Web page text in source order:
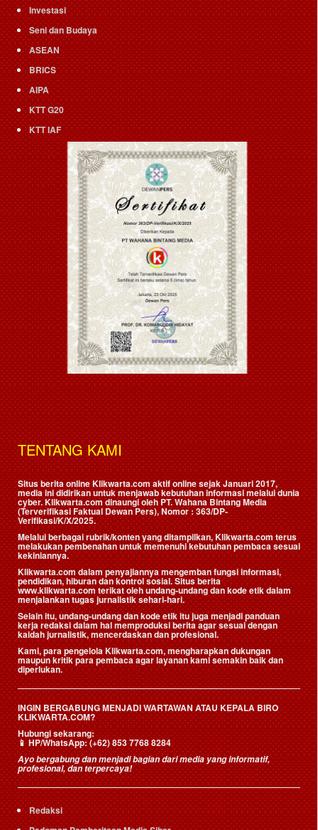
Investasi
Seni dan Budaya
ASEAN
BRICS
AIPA
KTT G20
KTT IAF
TENTANG KAMI
Situs berita online Klikwarta.com aktif online sejak Januari 2017,
media ini didirikan untuk menjawab kebutuhan informasi melalui dunia
cyber. Klikwarta.com dinaungi oleh PT. Wahana Bintang Media
(Terverifikasi Faktual Dewan Pers), Nomor : 363/DP-
Verifikasi/K/X/2025.
Melalui berbagai rubrik/konten yang ditampilkan, Klikwarta.com terus
melakukan pembenahan untuk memenuhi kebutuhan pembaca sesuai
kekiniannya.
Klikwarta.com dalam penyajiannya mengemban fungsi informasi,
pendidikan, hiburan dan kontrol sosial. Situs berita
www.klikwarta.com terikat oleh undang-undang dan kode etik dalam
menjalankan tugas jurnalistik sehari-hari.
Selain itu, undang-undang dan kode etik itu juga menjadi panduan
kerja redaksi dalam hal memproduksi berita agar sesuai dengan
kaidah jurnalistik, mencerdaskan dan profesional.
Kami, para pengelola Klikwarta.com, mengharapkan dukungan
maupun kritik para pembaca agar layanan kami semakin baik dan
diperlukan.
INGIN BERGABUNG MENJADI WARTAWAN ATAU KEPALA BIRO
KLIKWARTA.COM?
Hubungi sekarang:
📱HP/WhatsApp:(+62) 853 7768 8284
Ayo bergabung dan menjadi bagian dari media yang informatif,
profesional, dan terpercaya!
Redaksi